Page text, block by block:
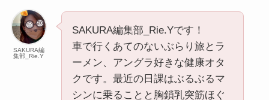
SAKURA編
集部_Rie.Y
SAKURA編集部_Rie.Yです！
車で行くあてのないぶらり旅とラ
ーメン、アングラ好きな健康オタ
クです。最近の日課はぶるぶるマ
シンに乗ることと胸鎖乳突筋ほぐ